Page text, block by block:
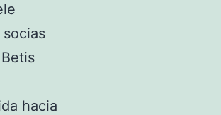
hacia